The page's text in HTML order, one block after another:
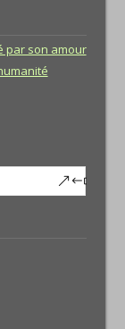
par son amour